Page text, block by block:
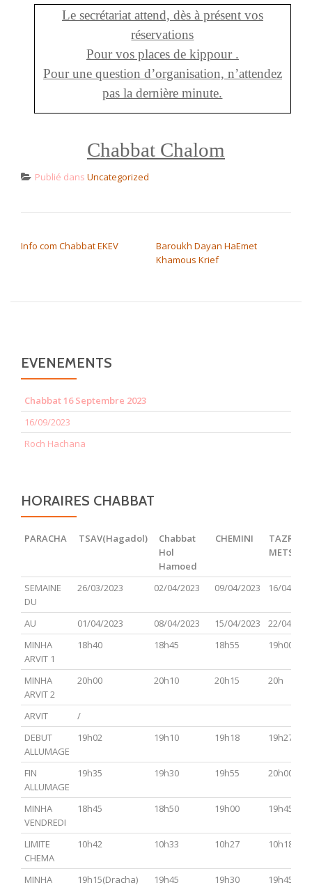
Le secrétariat attend, dès à présent vos
réservations
Pour vos places de kippour .
Pour une question d’organisation, n’attendez
pas la dernière minute.
Chabbat Chalom
Publié dans Uncategorized
Info com Chabbat EKEV
Baroukh Dayan HaEmet
Khamous Krief
EVENEMENTS
Chabbat 16 Septembre 2023
16/09/2023
Roch Hachana
HORAIRES CHABBAT
PARACHA TSAV(Hagadol)
Chabbat
Hol
Hamoed
CHEMINI
TAZRIA
PARACHA TSAV(Hagadol)
Chabbat
Hamoed
CHEMINI
TAZRIA
SEMAINE
DU
26/03/2023 02/04/2023 09/04/2023 16/04/
AU 01/04/2023 08/04/2023 15/04/2023
22/04/
MINHA
ARVIT 1
18h40 18h45 18h55 19h00
MINHA
ARVIT 2
20h00 20h10 20h15 20h
ARVIT
/
DEBUT
ALLUMAGE
19h02 19h10 19h18 19h27
FIN
ALLUMAGE
19h35 19h30 19h55 20h00
MINHA
VENDREDI
18h45 18h50 19h00 19h45
LIMITE
CHEMA
10h42 10h33 10h27 10h18
MINHA 19h15(Dracha) 19h45 19h30 19h45